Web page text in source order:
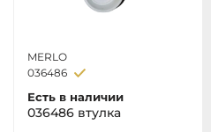
MERLO
036486
Есть в наличии
036486 втулка